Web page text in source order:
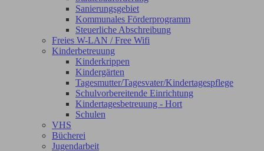
Sanierungsgebiet
Kommunales Förderprogramm
Steuerliche Abschreibung
Freies W-LAN / Free Wifi
Kinderbetreuung
Kinderkrippen
Kindergärten
Tagesmutter/Tagesvater/Kindertagespflege
Schulvorbereitende Einrichtung
Kindertagesbetreuung - Hort
Schulen
VHS
Bücherei
Jugendarbeit